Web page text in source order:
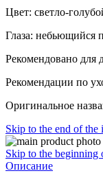
Цвет: светло-
Глаза: небьющийся
Рекомендовано для
Рекомендации по
Оригинальное
Skip to the end of the
Skip to the beginning
Описание